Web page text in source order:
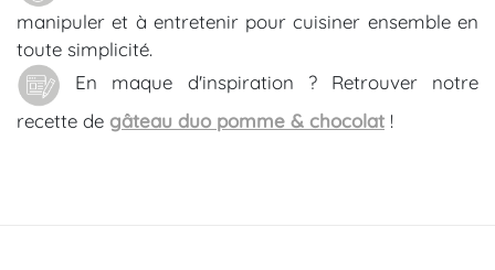
manipuler et à entretenir pour cuisiner ensemble en
toute simplicité.
En maque d'inspiration ? Retrouver notre
recette de gâteau duo pomme & chocolat !